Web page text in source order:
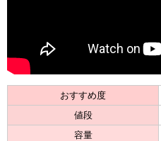
おすすめ度
値段
容量